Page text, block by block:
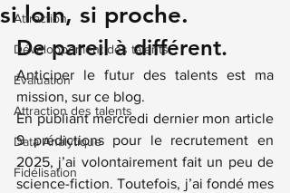
Attraction
Développement des talents
Évaluation
Attraction des talents
Data Analytique
Fidélisation
si loin, si proche.
De pareil à différent.
Anticiper le futur des talents est ma
mission, sur ce blog.
9 prédictions pour le recrutement en
2025, j’ai volontairement fait un peu de
science-fiction. Toutefois, j’ai fondé mes